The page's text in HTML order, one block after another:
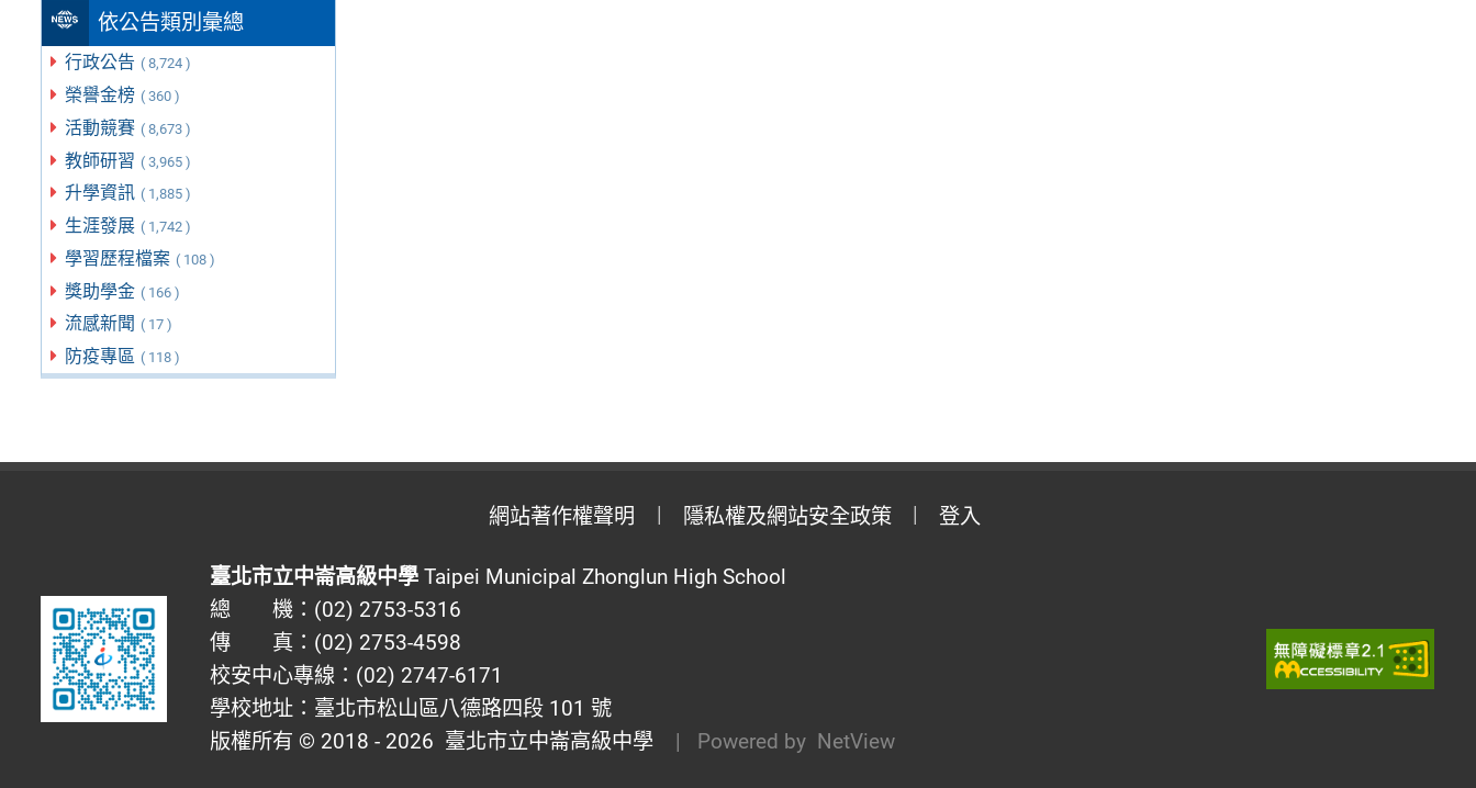
依公告類別彙總
行政公告 ( 8,724 )
榮譽金榜 ( 360 )
活動競賽 ( 8,673 )
教師研習 ( 3,965 )
升學資訊 ( 1,885 )
生涯發展 ( 1,742 )
學習歷程檔案 ( 108 )
獎助學金 ( 166 )
流感新聞 ( 17 )
防疫專區 ( 118 )
網站著作權聲明 隱私權及網站安全政策 登入
臺北市立中崙高級中學Taipei Municipal Zhonglun High School
總 機：(02) 2753-5316
傳 真：(02) 2753-4598
校安中心專線：(02) 2747-6171
學校地址：臺北市松山區八德路四段 101 號
版權所有 © 2018 - 2026 臺北市立中崙高級中學 | Powered by NetView